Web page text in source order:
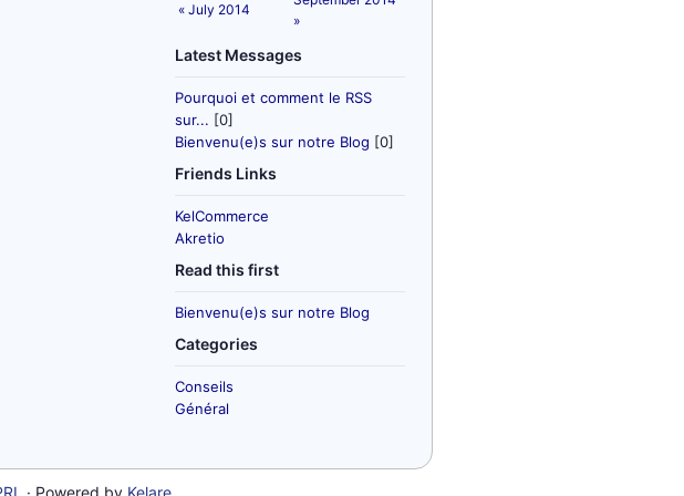
« July 2014
»
Latest Messages
Pourquoi et comment le RSS
sur... [0]
Bienvenu(e)s sur notre Blog [0]
Friends Links
KelCommerce
Akretio
Read this first
Bienvenu(e)s sur notre Blog
Categories
Conseils
Général
· Powered by Kelare